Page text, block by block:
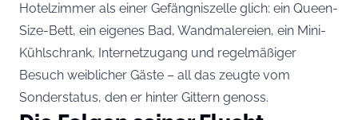
Hotelzimmer als einer Gefängniszelle glich: ein Queen-
Size-Bett, ein eigenes Bad, Wandmalereien, ein Mini-
Kühlschrank, Internetzugang und regelmäßiger
Besuch weiblicher Gäste – all das zeugte vom
Sonderstatus, den er hinter Gittern genoss.